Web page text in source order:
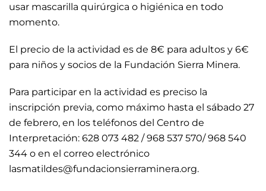
usar mascarilla quirúrgica o higiénica en todo
momento.
El precio de la actividad es de 8€ para adultos y 6€
para niños y socios de la Fundación Sierra Minera.
Para participar en la actividad es preciso la
inscripción previa, como máximo hasta el sábado 27
de febrero, en los teléfonos del Centro de
Interpretación: 628 073 482 / 968 537 570/ 968 540
344 o en el correo electrónico
lasmatildes@fundacionsierraminera.org.